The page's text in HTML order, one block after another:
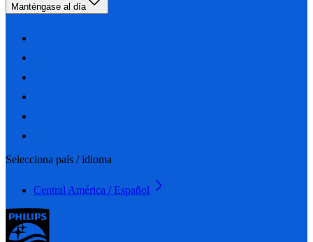
Manténgase al día
Selecciona país / idioma
Central América / Español